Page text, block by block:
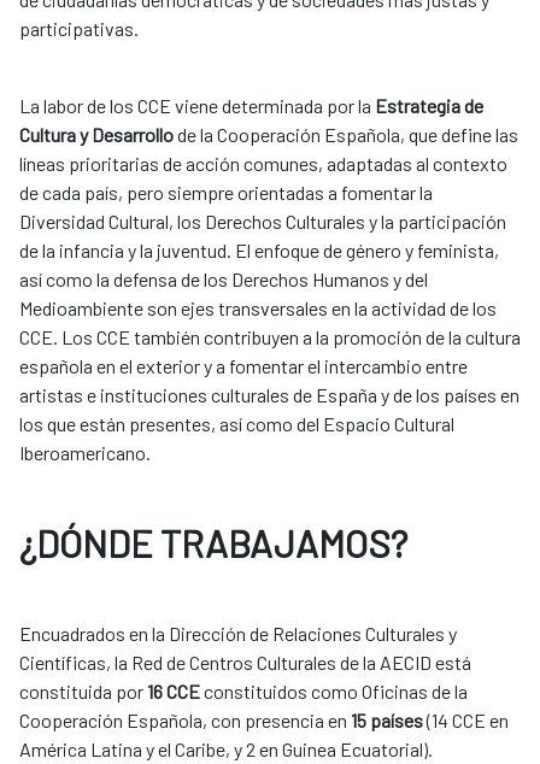
participativas.
La labor de los CCE viene determinada por la Estrategia de
Cultura y Desarrollode la Cooperación Española, que define las
líneas prioritarias de acción comunes, adaptadas al contexto
de cada país, pero siempre orientadas a fomentar la
Diversidad Cultural, los Derechos Culturales y la participación
de la infancia y la juventud. El enfoque de género y feminista,
así como la defensa de los Derechos Humanos y del
Medioambiente son ejes transversales en la actividad de los
CCE. Los CCE también contribuyen a la promoción de la cultura
española en el exterior y a fomentar el intercambio entre
artistas e instituciones culturales de España y de los países en
los que están presentes, así como del Espacio Cultural
Iberoamericano.
¿DÓNDE TRABAJAMOS?
Encuadrados en la Dirección de Relaciones Culturales y
Científicas, la Red de Centros Culturales de la AECID está
constituida por 16 CCEconstituidos como Oficinas de la
Cooperación Española, con presencia en 15 países(14 CCE en
América Latina y el Caribe, y 2 en Guinea Ecuatorial).